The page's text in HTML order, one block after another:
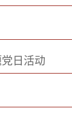
日活动